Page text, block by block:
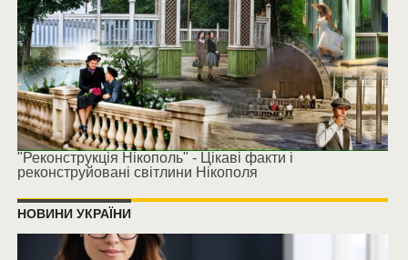
"Реконструкція Нікополь" - Цікаві факти і
реконструйовані світлини Нікополя
НОВИНИ УКРАЇНИ